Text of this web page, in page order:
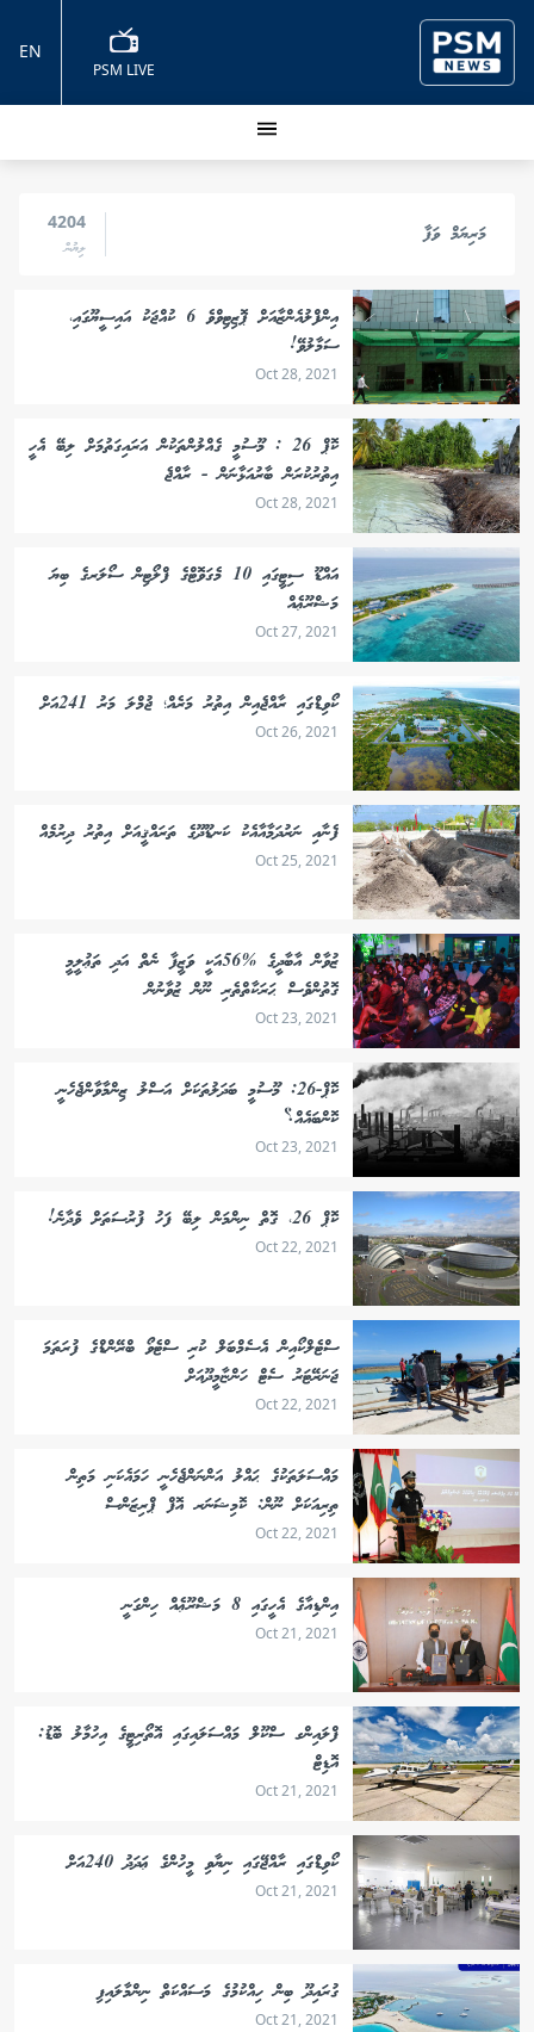
PSM LIVE
EN
މަރިޔަމް ވަފާ 4204
ލިޔުން
އިންފްލުއެންޒާއަށް ޕޮޒިޓިވްވެ 6 ކުއްޖަކު އައިސީޔޫގައި،
ސަމާލުވޭ!
Oct 28, 2021
ކޮޕް 26 : މޫސުމީ ގެއްލުންތަކުން އަރައިގަތުމަށް ލިބޭ އެހީ
އިތުރުކުރަން ބާރުއަޅާނަން - ރާއްޖެ
Oct 28, 2021
އައްޑޫ ސިޓީގައި 10 މެގަވޮޓްގެ ފްލޯޓިން ސޯލަރގެ ބިޔަ
މަޝްރޫޢެއް
Oct 27, 2021
ކޯވިޑްގައި ރާއްޖެއިން އިތުރު މަރެއް؛ ޖުމްލަ މަރު 241އަށް
Oct 26, 2021
ފެނާއި ނަރުދަމާއާއެކު ކަނޑޫދޫގެ ތަރައްޤީއަށް އިތުރު ދިރުމެއް
Oct 25, 2021
ޒުވާން އާބާދީގެ %56އަކީ ވަޒީފާ ނެތް އަދި ތަޢުލީމީ
ގޮތުންވެސް ޙަރަކާތްތެރި ނޫން ޒުވާނުން
Oct 23, 2021
ކޮޕް-26: މޫސުމީ ބަދަލުތަކަށް އަސްލު ޒިންމާވާންޖެހެނީ
ކޮންބައެއް؟
Oct 23, 2021
ކޮޕް 26، ގޮތް ނިންމަން ލިބޭ ފަހު ފުރުސަތަށް ވެދާނެ!
Oct 22, 2021
ސްޓެލްކޯއިން އެސެމްބަލް ކުރި ސްޓެވޯ ބްރޭންޑްގެ ފުރަތަމަ
ޖަނަރޭޓަރު ސެޓް ހަންޏާމީދޫއަށް
Oct 22, 2021
މައްސަލަތަކުގެ ޙައްލު އަންނަންޖެހެނީ ހަމައެކަނި މަތިން
ތިރިއަކަށް ނޫން: ކޮމިޝަނަރ އޮފް ޕްރިޒަންސް
Oct 22, 2021
އިންޑިއާގެ އެހީގައި 8 މަޝްރޫޢެއް ހިންގަނީ
Oct 21, 2021
ފްލައިންގ ސްކޫލް މައްސަލައިގައި އޮތޯރިޓީގެ އިހުމާލު ބޮޑު:
އޮޑިޓް
Oct 21, 2021
ކޯވިޑްގައި ރާއްޖޭގައި ނިޔާވި މީހުންގެ ޢަދަދު 240އަށް
Oct 21, 2021
ގުރައިދޫ ބިން ހިއްކުމުގެ މަސައްކަތް ނިންމާލައިފި
Oct 21, 2021